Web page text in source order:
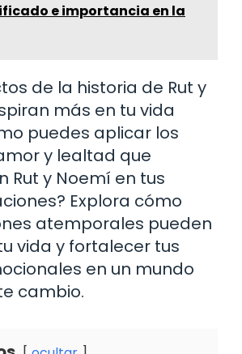
e importancia en la
de la historia de Rut y
más en tu vida
puedes aplicar los
y lealtad que
Rut y Noemí en tus
Explora cómo
atemporales pueden
vida y fortalecer tus
en un mundo
cambio.